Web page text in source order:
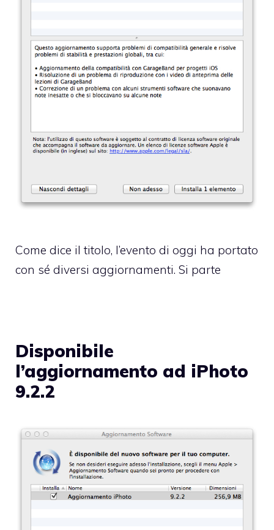
Come dice il titolo, l’evento di oggi ha portato
con sé diversi aggiornamenti. Si parte
Disponibile
l’aggiornamento ad iPhoto
9.2.2